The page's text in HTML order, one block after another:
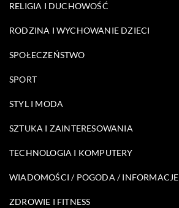
RELIGIA I DUCHOWOŚĆ
RODZINA I WYCHOWANIE DZIECI
SPOŁECZEŃSTWO
SPORT
STYL I MODA
SZTUKA I ZAINTERESOWANIA
TECHNOLOGIA I KOMPUTERY
WIADOMOŚCI / POGODA / INFORMACJE
ZDROWIE I FITNESS